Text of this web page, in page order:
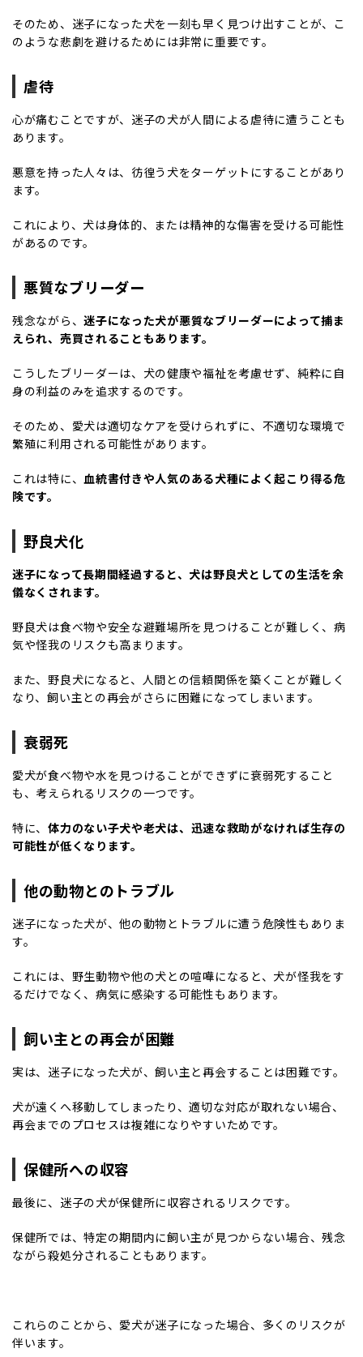
そのため、迷子になった犬を一刻も早く見つけ出すことが、こ
のような悲劇を避けるためには非常に重要です。
虐待
心が痛むことですが、迷子の犬が人間による虐待に遭うことも
あります。
悪意を持った人々は、彷徨う犬をターゲットにすることがあり
ます。
これにより、犬は身体的、または精神的な傷害を受ける可能性
があるのです。
悪質なブリーダー
残念ながら、迷子になった犬が悪質なブリーダーによって捕ま
えられ、売買されることもあります。
こうしたブリーダーは、犬の健康や福祉を考慮せず、純粋に自
身の利益のみを追求するのです。
そのため、愛犬は適切なケアを受けられずに、不適切な環境で
繁殖に利用される可能性があります。
これは特に、血統書付きや人気のある犬種によく起こり得る危
険です。
野良犬化
迷子になって長期間経過すると、犬は野良犬としての生活を余
儀なくされます。
野良犬は食べ物や安全な避難場所を見つけることが難しく、病
気や怪我のリスクも高まります。
また、野良犬になると、人間との信頼関係を築くことが難しく
なり、飼い主との再会がさらに困難になってしまいます。
衰弱死
愛犬が食べ物や水を見つけることができずに衰弱死すること
も、考えられるリスクの一つです。
特に、体力のない子犬や老犬は、迅速な救助がなければ生存の
可能性が低くなります。
他の動物とのトラブル
迷子になった犬が、他の動物とトラブルに遭う危険性もありま
す。
これには、野生動物や他の犬との喧嘩になると、犬が怪我をす
るだけでなく、病気に感染する可能性もあります。
飼い主との再会が困難
実は、迷子になった犬が、飼い主と再会することは困難です。
犬が遠くへ移動してしまったり、適切な対応が取れない場合、
再会までのプロセスは複雑になりやすいためです。
保健所への収容
最後に、迷子の犬が保健所に収容されるリスクです。
保健所では、特定の期間内に飼い主が見つからない場合、残念
ながら殺処分されることもあります。
これらのことから、愛犬が迷子になった場合、多くのリスクが
伴います。